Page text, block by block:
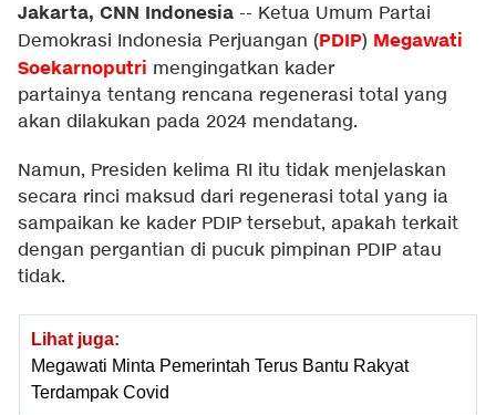
Jakarta, CNN Indonesia -- Ketua Umum Partai
Demokrasi Indonesia Perjuangan (PDIP) Megawati
Soekarnoputri mengingatkan kader
partainya tentang rencana regenerasi total yang
akan dilakukan pada 2024 mendatang.
Namun, Presiden kelima RI itu tidak menjelaskan
secara rinci maksud dari regenerasi total yang ia
sampaikan ke kader PDIP tersebut, apakah terkait
dengan pergantian di pucuk pimpinan PDIP atau
tidak.
Lihat juga:
Megawati Minta Pemerintah Terus Bantu Rakyat
Terdampak Covid